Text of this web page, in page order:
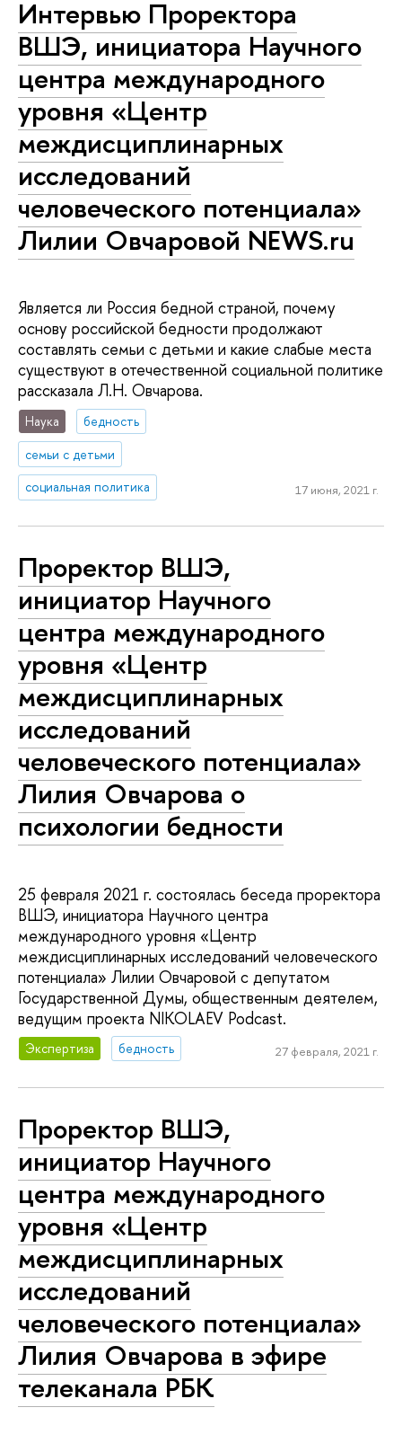
Интервью Проректора
ВШЭ, инициатора Научного
центра международного
уровня «Центр
междисциплинарных
исследований
человеческого потенциала»
Лилии Овчаровой NEWS.ru
Является ли Россия бедной страной, почему
основу российской бедности продолжают
составлять семьи с детьми и какие слабые места
существуют в отечественной социальной политике
рассказала Л.Н. Овчарова.
Наука
бедность
семьи с детьми
социальная политика
17 июня, 2021 г.
Проректор ВШЭ,
инициатор Научного
центра международного
уровня «Центр
междисциплинарных
исследований
человеческого потенциала»
Лилия Овчарова о
психологии бедности
25 февраля 2021 г. состоялась беседа проректора
ВШЭ, инициатора Научного центра
международного уровня «Центр
междисциплинарных исследований человеческого
потенциала» Лилии Овчаровой с депутатом
Государственной Думы, общественным деятелем,
ведущим проекта NIKOLAEV Podcast.
Экспертиза бедность 27 февраля, 2021 г.
Проректор ВШЭ,
инициатор Научного
центра международного
уровня «Центр
междисциплинарных
исследований
человеческого потенциала»
Лилия Овчарова в эфире
телеканала РБК